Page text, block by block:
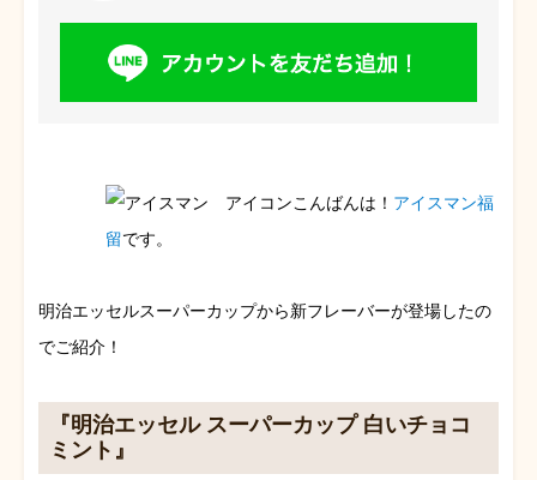
こんばんは！ アイスマン福
留です。
明治エッセルスーパーカップから新フレーバーが登場したの
でご紹介！
『明治エッセル スーパーカップ 白いチョコ
ミント』